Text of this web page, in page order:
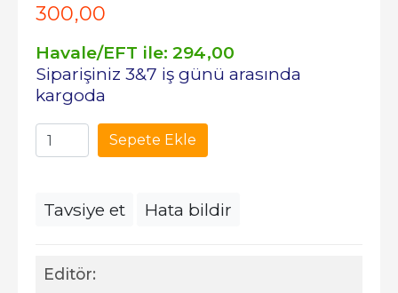
Editör:
300,00
Havale/EFT ile: 294,00
Siparişiniz 3&7 iş günü arasında
kargoda
Sepete Ekle
Tavsiye et Hata bildir